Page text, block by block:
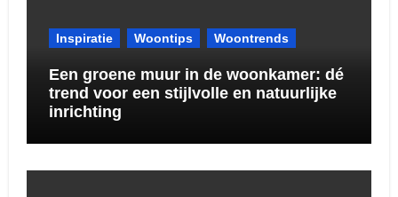
Inspiratie Woontips Woontrends
Een groene muur in de woonkamer: dé
trend voor een stijlvolle en natuurlijke
inrichting